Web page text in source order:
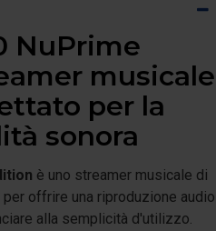
NuPrime
musicale
per la
sonora
è uno streamer musicale di
offrire una riproduzione audio
alla semplicità d'utilizzo.